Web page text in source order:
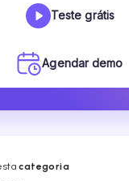
Teste grátis
Agendar demo
categoria